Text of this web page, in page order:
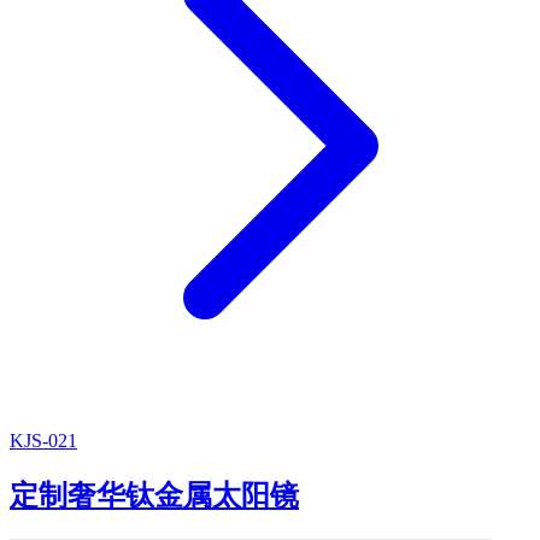
KJS-021
定制奢华钛金属太阳镜